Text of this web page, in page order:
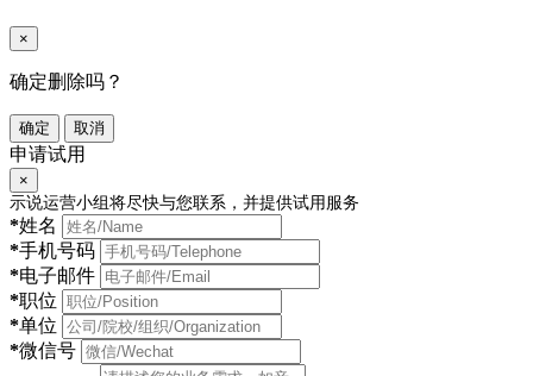
×
确定删除吗？
确定 取消
申请试用
×
示说运营小组将尽快与您联系，并提供试用服务
*姓名
*手机号码
*电子邮件
*职位
*单位
*微信号